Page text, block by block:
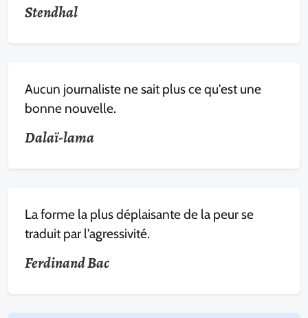
Stendhal
Aucun journaliste ne sait plus ce qu'est une
bonne nouvelle.
Dalaï-lama
La forme la plus déplaisante de la peur se
traduit par l'agressivité.
Ferdinand Bac